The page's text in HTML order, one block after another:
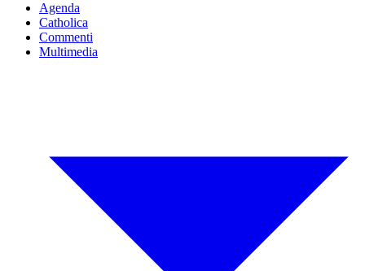
Agenda
Catholica
Commenti
Multimedia